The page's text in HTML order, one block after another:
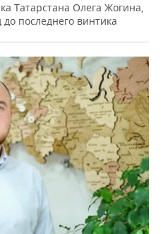
Татарстана Олега Жогина,
последнего винтика